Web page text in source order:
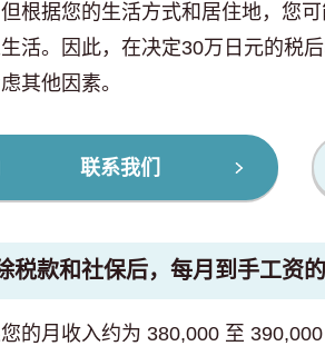
根据您的生活方式和居住地，您
活。因此，在决定30万日元的税
其他因素。
联系我们
税款和社保后，每月到手工资
的月收入约为 380,000 至